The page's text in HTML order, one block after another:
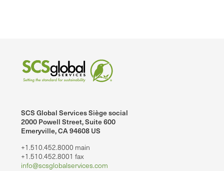
SCS Global Services Siège social
2000 Powell Street, Suite 600
Emeryville, CA 94608 US
+1.510.452.8000 main
+1.510.452.8001 fax
info@scsglobalservices.com